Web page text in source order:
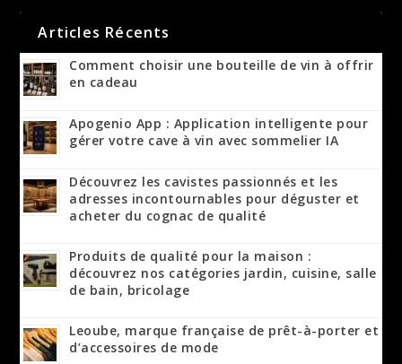
Articles Récents
Comment choisir une bouteille de vin à offrir
en cadeau
Apogenio App : Application intelligente pour
gérer votre cave à vin avec sommelier IA
Découvrez les cavistes passionnés et les
adresses incontournables pour déguster et
acheter du cognac de qualité
Produits de qualité pour la maison :
découvrez nos catégories jardin, cuisine, salle
de bain, bricolage
Leoube, marque française de prêt-à-porter et
d’accessoires de mode